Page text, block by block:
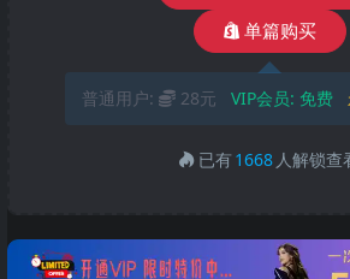
单篇购买
普通用户: 28元 VIP会员: 免费
已有1668 人解锁查